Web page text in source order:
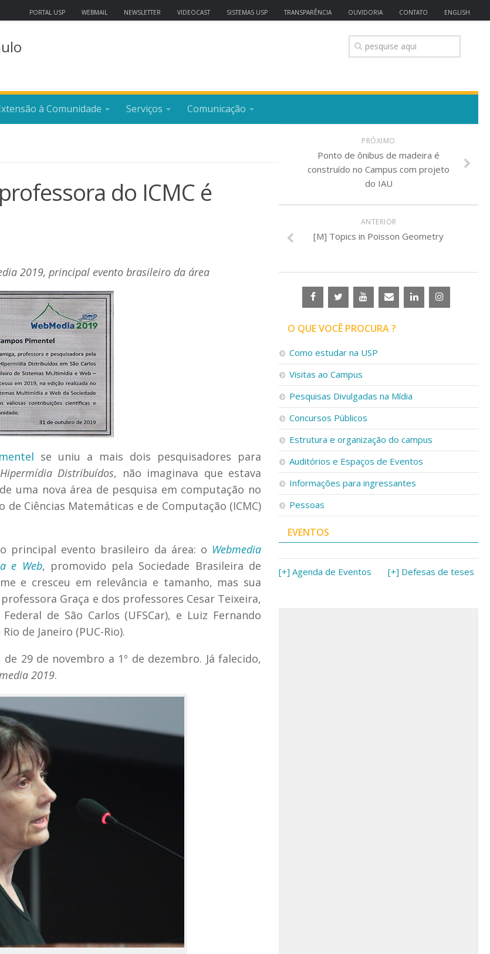
PORTAL USP WEBMAIL NEWSLETTER VIDEOCAST SISTEMAS USP TRANSPARÊNCIA OUVIDORIA CONTATO ENGLISH
à Comunidade Serviços Comunicação
do ICMC é
2019, principal evento brasileiro da área
se uniu a mais dois pesquisadores para
Distribuídos, não imaginava que estava
uma nova área de pesquisa em computação no
Ciências Matemáticas e de Computação (ICMC)
principal evento brasileiro da área: o Webmedia
e Web, promovido pela Sociedade Brasileira de
e cresceu em relevância e tamanho, mas sua
Graça e dos professores Cesar Teixeira,
de São Carlos (UFSCar), e Luiz Fernando
de Janeiro (PUC-Rio).
29 de novembro a 1º de dezembro. Já falecido,
2019.
PRÓXIMO
Ponto de ônibus de madeira é
construído no Campus com projeto
do IAU
ANTERIOR
[M] Topics in Poisson Geometry
O QUE VOCÊ PROCURA ?
Como estudar na USP
Visitas ao Campus
Pesquisas Divulgadas na Mídia
Concursos Públicos
Estrutura e organização do campus
Auditórios e Espaços de Eventos
Informações para ingressantes
Pessoas
EVENTOS
[+] Agenda de Eventos [+] Defesas de teses